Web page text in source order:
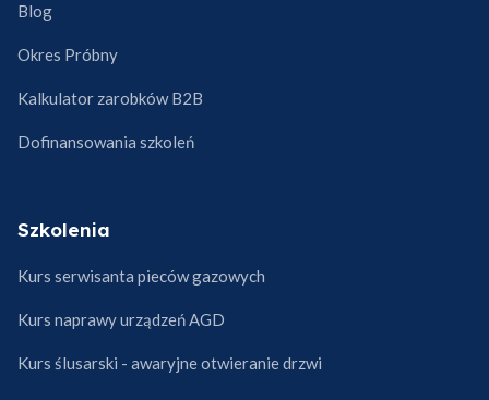
Blog
Okres Próbny
Kalkulator zarobków B2B
Dofinansowania szkoleń
Szkolenia
Kurs serwisanta pieców gazowych
Kurs naprawy urządzeń AGD
Kurs ślusarski - awaryjne otwieranie drzwi